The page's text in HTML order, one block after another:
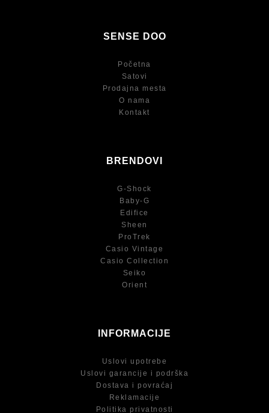
SENSE DOO
Početna
Satovi
Prodajna mesta
O nama
Kontakt
BRENDOVI
G-Shock
Baby-G
Edifice
Sheen
ProTrek
Casio Vintage
Casio Collection
Seiko
Orient
INFORMACIJE
Uslovi upotrebe
Uslovi garancije i podrška
Dostava i povraćaj
Reklamacije
Politika privatnosti